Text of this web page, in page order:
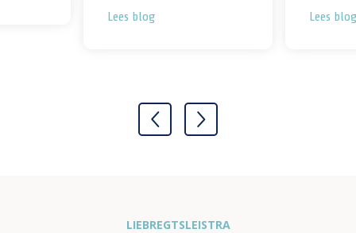
Lees blog Lees blog
LIEBREGTSLEISTRA